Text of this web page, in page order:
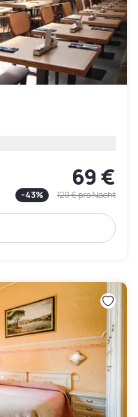
69 €
-43% 120 €pro Nacht